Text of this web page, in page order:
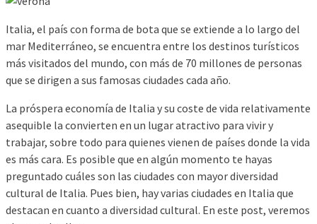
Italia, el país con forma de bota que se extiende a lo largo del
mar Mediterráneo, se encuentra entre los destinos turísticos
más visitados del mundo, con más de 70 millones de personas
que se dirigen a sus famosas ciudades cada año.
La próspera economía de Italia y su coste de vida relativamente
asequible la convierten en un lugar atractivo para vivir y
trabajar, sobre todo para quienes vienen de países donde la vida
es más cara. Es posible que en algún momento te hayas
preguntado cuáles son las ciudades con mayor diversidad
cultural de Italia. Pues bien, hay varias ciudades en Italia que
destacan en cuanto a diversidad cultural. En este post, veremos